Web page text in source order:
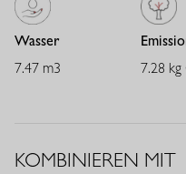
Der Clean Blazer lässt sich
Heavy Travelstoff sorgt für
Wasser
7.47 m3
7.28
KOMBINIEREN MIT